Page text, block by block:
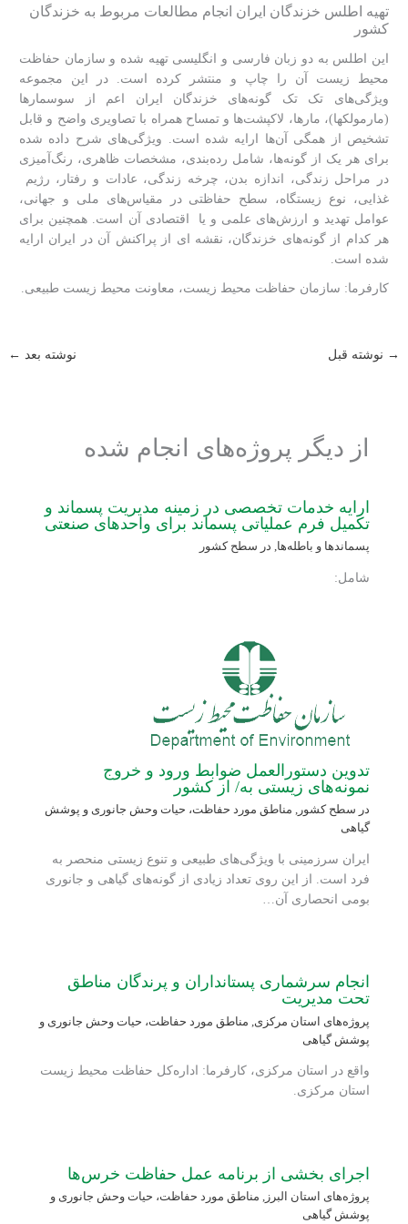
تهیه اطلس خزندگان ایران انجام مطالعات مربوط به خزندگان
کشور
این اطلس به دو زبان فارسی و انگلیسی تهیه شده و سازمان حفاظت
محیط زیست آن را چاپ و منتشر کرده است. در این مجموعه
ویژگی‌های تک تک گونه‏‌های خزندگان ایران اعم از سوسمارها
(مارمولک‏ها)، مارها، لاک‏پشت‏‌ها و تمساح همراه با تصاویری واضح و قابل
تشخیص از همگی آن‌ها ارایه شده است. ویژگی‌های شرح داده شده
برای هر یک از گونه‌ها، شامل رده‌بندی، مشخصات ظاهری، رنگ‌آمیزی
در مراحل زندگی، اندازه بدن، چرخه زندگی، عادات و رفتار، رژیم
غذایی، نوع زیستگاه، سطح حفاظتی در مقیاس‌های ملی و جهانی،
عوامل تهدید و ارزش‌های علمی و یا اقتصادی آن است. همچنین برای
هر کدام از گونه‌‏های خزندگان، نقشه‏ ای از پراکنش آن در ایران ارایه
شده است.
کارفرما: سازمان حفاظت محیط زیست، معاونت محیط زیست طبیعی.
→ نوشته قبل نوشته بعد ←
از دیگر پروژه‌های انجام شده
ارایه خدمات تخصصی در زمینه مدیریت پسماند و
تکمیل فرم عملیاتی پسماند برای واحدهای صنعتی
پسماندها و باطله‌ها, در سطح کشور
شامل:
تدوین دستورالعمل ضوابط ورود و خروج
نمونه‌های زیستی به/ از کشور
در سطح کشور , مناطق مورد حفاظت، حیات وحش جانوری و پوشش
گیاهی
ایران سرزمینی با ویژگی‌های طبیعی و تنوع زیستی منحصر به
فرد است. از این روی تعداد زیادی از گونه‌های گیاهی و جانوری
بومی انحصاری آن…
انجام سرشماری پستانداران و پرندگان مناطق
تحت مدیریت
پروژه‌های استان مرکزی مناطق مورد حفاظت، حیات وحش جانوری و
پوشش گیاهی
واقع در استان مرکزی، کارفرما: اداره‌کل حفاظت محیط زیست
استان مرکزی.
اجرای بخشی از برنامه عمل حفاظت خرس‌ها
پروژه‌های استان البرز , مناطق مورد حفاظت، حیات وحش جانوری و
پوشش گیاهی